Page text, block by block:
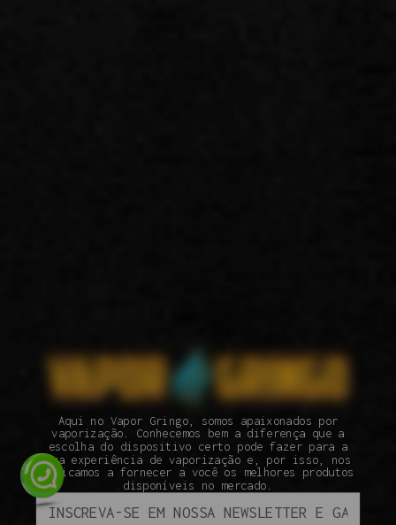
Aqui no Vapor Gringo, somos apaixonados por
vaporização. Conhecemos bem a diferença que a
escolha do dispositivo certo pode fazer para a
sua experiência de vaporização e, por isso, nos
dedicamos a fornecer a você os melhores produtos
disponíveis no mercado.